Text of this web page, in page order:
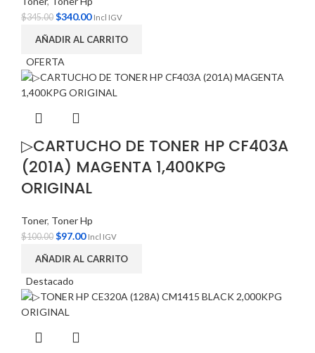
$345.00 $340.00 Incl IGV
AÑADIR AL CARRITO
OFERTA
▷CARTUCHO DE TONER HP CF403A
(201A) MAGENTA 1,400KPG
ORIGINAL
Toner, Toner Hp
$100.00 $97.00 Incl IGV
AÑADIR AL CARRITO
Destacado